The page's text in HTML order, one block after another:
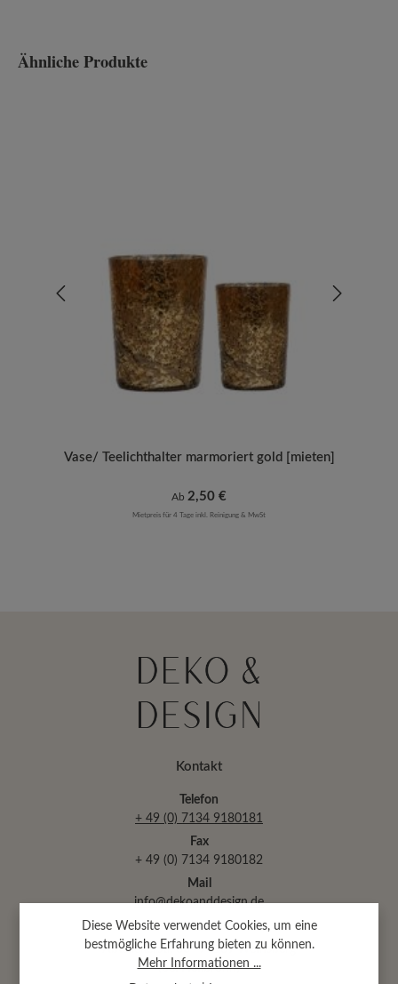
Produktgalerie überspringen
Ähnliche Produkte
Vase/ Teelichthalter marmoriert gold [mieten]
Regulärer Preis:
Ab 2,50 €
Mietpreis für 4 Tage inkl. Reinigung & MwSt
Kontakt
Telefon
+ 49 (0) 7134 9180181
Fax
+ 49 (0) 7134 9180182
Mail
info@dekoanddesign.de
Abtsäckerstr. 30 · 74189 Weinsberg
(bei Heilbronn)
Diese Website verwendet Cookies, um eine
bestmögliche Erfahrung bieten zu können.
Mehr Informationen ...